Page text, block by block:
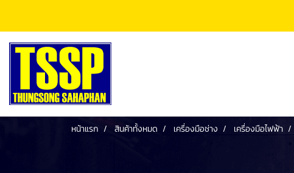
หน้าแรก สินค้าทั้งหมด เครื่องมือช่าง เครื่องมือไฟฟ้า